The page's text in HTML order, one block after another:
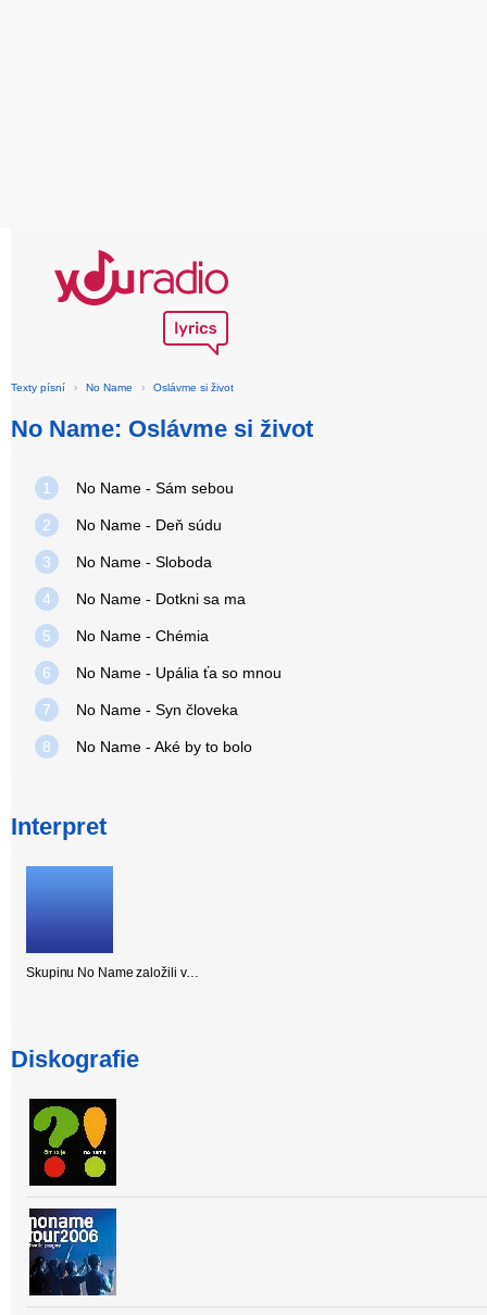
Texty písní › No Name › Oslávme si život
No Name: Oslávme si život
1 No Name - Sám sebou
2 No Name - Deň súdu
3 No Name - Sloboda
4 No Name - Dotkni sa ma
5 No Name - Chémia
6 No Name - Upália ťa so mnou
7 No Name - Syn človeka
8 No Name - Aké by to bolo
Interpret
Skupinu No Name založili v…
Diskografie